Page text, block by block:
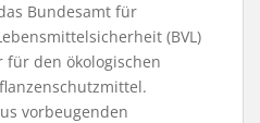
Bundesamt für
(BVL)
für den ökologischen
vorbeugenden